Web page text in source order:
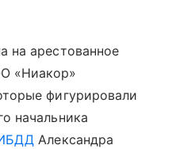
на арестованное
«Ниакор»
фигурировали
начальника
Александра